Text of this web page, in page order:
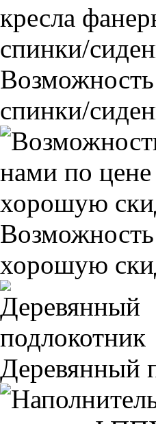
спинки/
Возможность
хорошую
Деревянный